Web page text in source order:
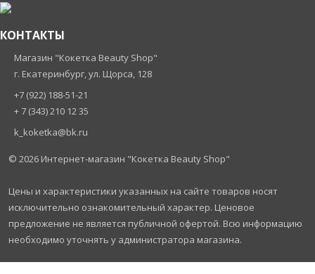
КОНТАКТЫ
Магазин "Кокетка Beauty Shop"
г. Екатеринбург, ул. Щорса, 128
+7 (922) 188-51-21
+ 7 (343) 210 12 35
k_koketka@bk.ru
© 2026 Интернет-магазин "Кокетка Beauty Shop"
Цены и характеристики указанных на сайте товаров носят
исключительно ознакомительный характер. Ценовое
предложение не является публичной офертой. Всю информацию
необходимо уточнять у администратора магазина.